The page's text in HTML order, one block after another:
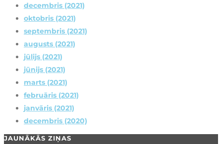
decembris (2021)
oktobris (2021)
septembris (2021)
augusts (2021)
jūlijs (2021)
jūnijs (2021)
marts (2021)
februāris (2021)
janvāris (2021)
decembris (2020)
JAUNĀKĀS ZIŅAS